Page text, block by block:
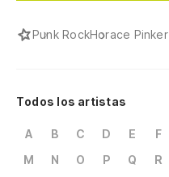
Punk RockHorace Pinker
Todos los artistas
A B C D E F
M
N O P Q R